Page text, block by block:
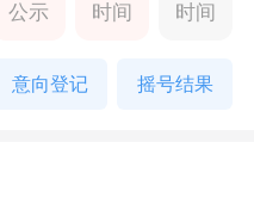
公示
时间
时间
意向登记 摇号结果